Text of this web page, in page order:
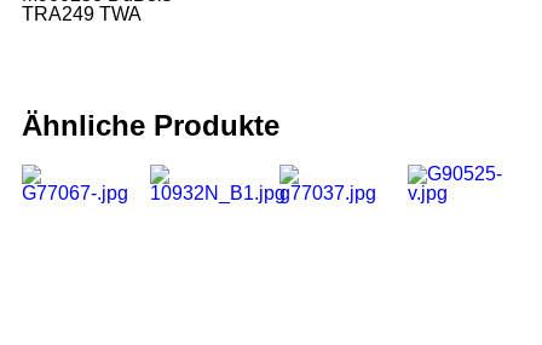
TRA249 TWA
Ähnliche Produkte